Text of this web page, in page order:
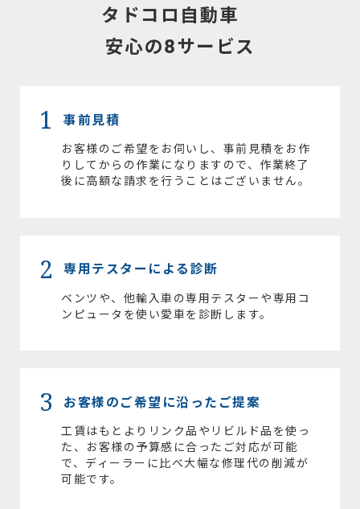
タドコロ自動車
安心の8サービス
1 事前見積
お客様のご希望をお伺いし、事前見積をお作
りしてからの作業になりますので、作業終了
後に高額な請求を行うことはございません。
2 専用テスターによる診断
ベンツや、他輸入車の専用テスターや専用コ
ンピュータを使い愛車を診断します。
3 お客様のご希望に沿ったご提案
工賃はもとよりリンク品やリビルド品を使っ
た、お客様の予算感に合ったご対応が可能
で、ディーラーに比べ大幅な修理代の削減が
可能です。